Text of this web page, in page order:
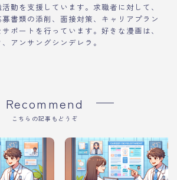
動を支援しています。求職者に対して、
書類の添削、面接対策、キャリアプラン
ポートを行っています。好きな漫画は、
アンサングシンデレラ。
Recommend
こちらの記事もどうぞ